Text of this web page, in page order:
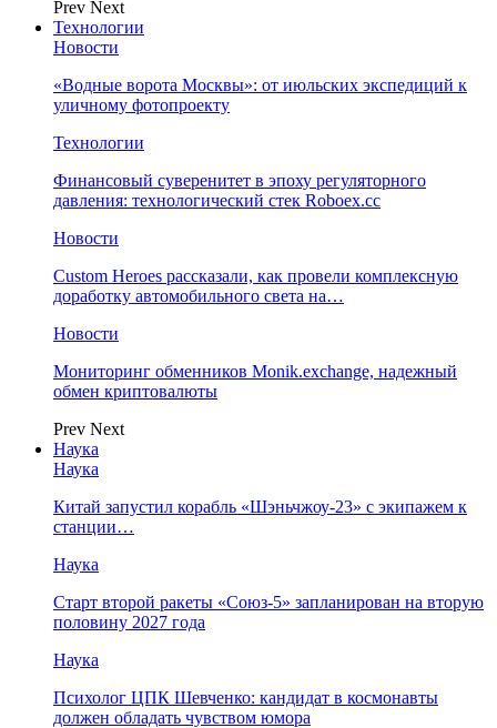
Prev Next
Технологии
Новости
«Водные ворота Москвы»: от июльских экспедиций к
уличному фотопроекту
Технологии
Финансовый суверенитет в эпоху регуляторного
давления: технологический стек Roboex.cc
Новости
Custom Heroes рассказали, как провели комплексную
доработку автомобильного света на…
Новости
Мониторинг обменников Monik.exchange, надежный
обмен криптовалюты
Prev Next
Наука
Наука
Китай запустил корабль «Шэньчжоу-23» с экипажем к
станции…
Наука
Старт второй ракеты «Союз-5» запланирован на вторую
половину 2027 года
Наука
Психолог ЦПК Шевченко: кандидат в космонавты
должен обладать чувством юмора